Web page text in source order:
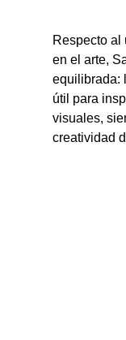
Respecto al
en el arte,
equilibrada:
útil para
visuales,
creatividad